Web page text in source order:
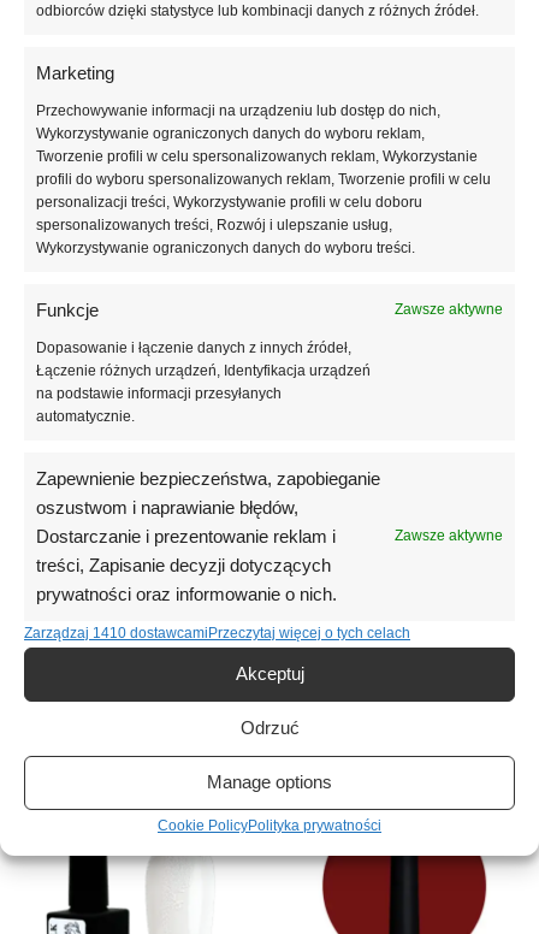
odbiorców dzięki statystyce lub kombinacji danych z różnych źródeł.
Marketing
Przechowywanie informacji na urządzeniu lub dostęp do nich,
Wykorzystywanie ograniczonych danych do wyboru reklam,
Tworzenie profili w celu spersonalizowanych reklam, Wykorzystanie
profili do wyboru spersonalizowanych reklam, Tworzenie profili w celu
personalizacji treści, Wykorzystywanie profili w celu doboru
spersonalizowanych treści, Rozwój i ulepszanie usług,
Wykorzystywanie ograniczonych danych do wyboru treści.
Funkcje Zawsze aktywne
Dopasowanie i łączenie danych z innych źródeł,
Łączenie różnych urządzeń, Identyfikacja urządzeń
na podstawie informacji przesyłanych
automatycznie.
Zapewnienie bezpieczeństwa, zapobieganie
oszustwom i naprawianie błędów,
Dostarczanie i prezentowanie reklam i
treści, Zapisanie decyzji dotyczących
prywatności oraz informowanie o nich.
Zawsze aktywne
Zarządzaj 1410 dostawcamiPrzeczytaj więcej o tych celach
Akceptuj
Odrzuć
Manage options
Cookie PolicyPolityka prywatności
trwałością. Formuła produktu pozwala uzyskać równomierne krycie
komfortową aplikację. Lakier zapewnia intensywny kolor oraz
długi czas.
Lakier hybrydowy Atica Quilt Blue jest odporny na odpryski i pęknięcia,
dzięki czemu manicure zachowuje estetyczny wygląd nawet przy
codziennym użytkowaniu dłoni. Produkt utwardza się w lampach UV
oraz LED i dobrze współpracuje z bazami oraz topami hybrydowymi,
pomocy preparatów przeznaczonych do manicure hybrydowego.
Bogata paleta kolorów marki Atica obejmuje ponad 250 modnych
odcieni inspirowanych światowymi trendami. Dzięki temu możliwe jest
tworzenie wyjątkowych stylizacji dopasowanych do indywidualnego
Pojemność 8 ml sprawia, że produkt jest wygodny zarówno do
profesjonalnego użytku w salonie manicure, jak i do wykonywania
stylizacji w domu.
Opinie (0)